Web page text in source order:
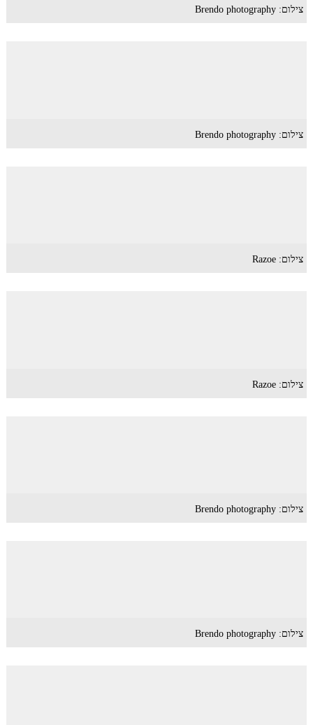
צילום: Brendo photography
צילום: Brendo photography
צילום: Razoe
צילום: Razoe
צילום: Brendo photography
צילום: Brendo photography